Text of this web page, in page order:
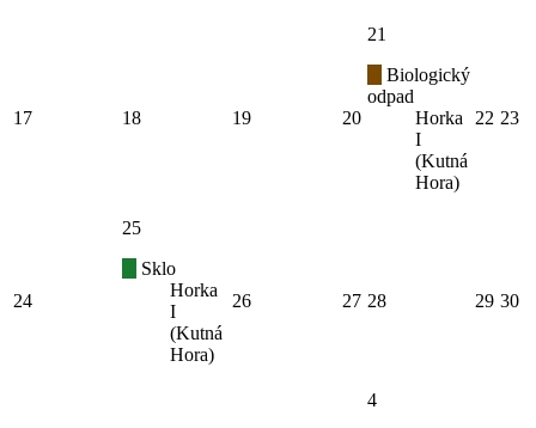
17 18 19 20
21
Biologický
odpad
Horka
I
(Kutná
Hora)
22 23
24
25
Sklo
Horka
I
(Kutná
Hora)
26 27 28 29 30
4